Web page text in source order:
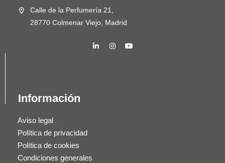
Calle de la Perfumería 21,
28770 Colmenar Viejo, Madrid
Información
Aviso legal
Política de privacidad
Política de cookies
Condiciones generales